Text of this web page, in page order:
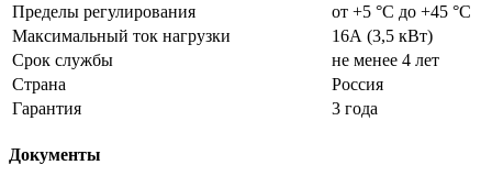
Пределы регулирования
от +5 °С до +45 °C
Максимальный ток нагрузки
16А (3,5 кВт)
Срок службы
не менее 4 лет
Страна
Россия
Гарантия
3 года
Документы